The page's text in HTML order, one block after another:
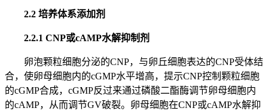
2.2 培养体系添加剂
2.2.1 CNP或cAMP水解抑制剂
卵泡颗粒细胞分泌的CNP，与卵丘细胞表达的CNP受体结
合，使卵母细胞内的cGMP水平增高，提示CNP控制颗粒细胞
的cGMP合成，cGMP反过来通过磷酸二酯酶调节卵母细胞内
的cAMP，从而调节GV破裂。卵母细胞在CNP或cAMP水解抑